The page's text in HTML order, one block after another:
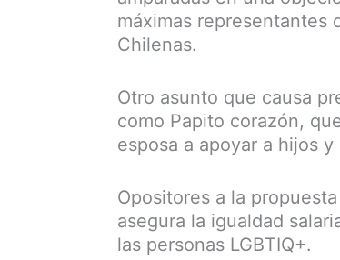
máximas representantes
Chilenas.
Otro asunto que causa
como Papito corazón,
esposa a apoyar a hijos
Opositores a la
asegura la igualdad
las personas LGBTIQ+.